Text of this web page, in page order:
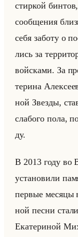
стир­кой
со­об­ще­ния
себя за­бо­ту о
лись за
войска­ми. За
те­ри­на
ной Звез­ды,
сла­бо­го пола,
ду.
В 2013 году во
уста­но­ви­ли
пер­вые ме­ся­цы
ной песни
Ека­те­ри­ной